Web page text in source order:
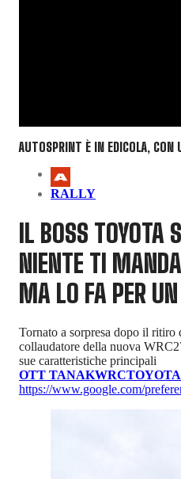
AUTOSPRINT È IN EDICOLA, CON
RALLY
IL BOSS
NIENTE TI
MA LO FA PER
Tornato a sorpresa dopo il
collaudatore della nuova
sue caratteristiche principali
OTT TANAKWRCTOYOTA
https://www.google.com/